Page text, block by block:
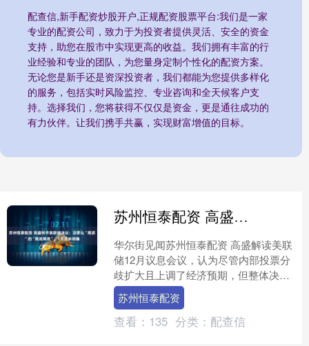
配查信,新手配资炒股开户,正规配资股票平台:我们是一家
专业的配资公司，致力于为投资者提供灵活、安全的资金
支持，助您在股市中实现更高的收益。我们拥有丰富的行
业经验和专业的团队，为您量身定制个性化的配资方案。
无论您是新手还是资深投资者，我们都能为您提供多样化
的服务，包括实时风险监控、专业咨询和全天候客户支
持。选择我们，您将获得不仅仅是资金，更是通往成功的
有力伙伴。让我们携手共赢，实现财富增值的目标。
苏州恒泰配资 高盛快评美联储决议：没那么“鹰派”的“鹰派降息”，1月还未明确
华尔街见闻苏州恒泰配资 高盛解读美联
储12月议息会议，认为尽管内部投票分
歧扩大且上调了经济预期，但整体决
议“没有市场担心的那么强硬”，是一次
成功的风险管理操作。....
苏州恒泰配资
查看： 135 分类： 配查信